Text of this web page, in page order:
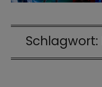
Schlagwort: